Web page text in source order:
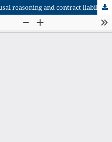
reasoning and contract liability